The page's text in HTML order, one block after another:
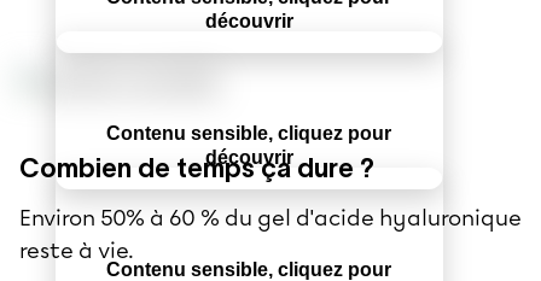
découvrir
Contenu sensible, cliquez pour
découvrir
Contenu sensible, cliquez pour
Combien de temps ça dure ?
Environ 50% à 60 % du gel d'acide hyaluronique
reste à vie.